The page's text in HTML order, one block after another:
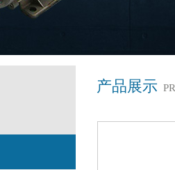
产品展示